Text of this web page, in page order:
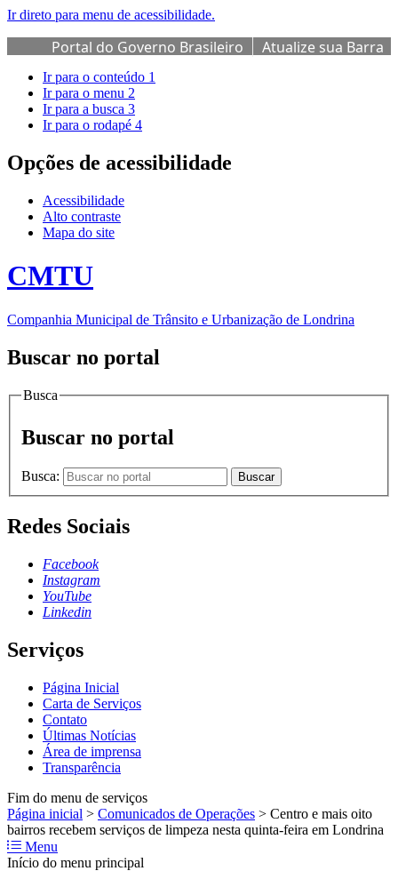
Ir direto para menu de acessibilidade.
Portal do Governo Brasileiro
Atualize sua Barra
de Governo
Ir para o conteúdo 1
Ir para o menu 2
Ir para a busca 3
Ir para o rodapé 4
Opções de acessibilidade
Acessibilidade
Alto contraste
Mapa do site
CMTU
Companhia Municipal de Trânsito e Urbanização de Londrina
Buscar no portal
Busca
Buscar no portal
Busca: Buscar
Redes Sociais
Facebook
Instagram
YouTube
Linkedin
Serviços
Página Inicial
Carta de Serviços
Contato
Últimas Notícias
Área de imprensa
Transparência
Fim do menu de serviços
Página inicial > Comunicados de Operações > Centro e mais oito
bairros recebem serviços de limpeza nesta quinta-feira em Londrina
Menu
Início do menu principal